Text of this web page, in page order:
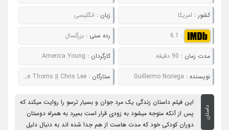
کشور : امریکا زبان : انگلیسی
:
6.1 رده سنی : بزرگسال
مدت زمان : 90 دقیقه کارگردان : America Young
نویسنده : Guillermo Noriega ستارگان : Hassie Harrison || Emma Kenney || Tracie Thoms || Chris Lee
داستان
این فیلم داستان زندگی یک مرد جوان و بسیار ترسو را روایت میکند که
پس از آنکه متوجه میشود به زودی قرار است بمیرد به همراه دوستان
دوران کودکی خود که مدت هاست از هم جدا شده اند به دنبال دلیل